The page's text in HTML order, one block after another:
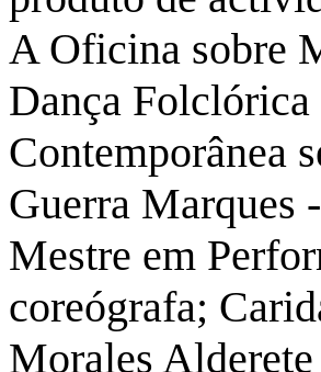
A Oficina sobre
Dança Folclórica
Contemporânea
Guerra Marques -
Mestre em
coreógrafa;
Morales